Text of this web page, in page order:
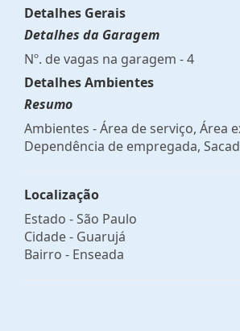
Detalhes Gerais
Detalhes da Garagem
Nº. de vagas na garagem - 4
Detalhes Ambientes
Resumo
Ambientes - Área de serviço, Área
Dependência de empregada,
Localização
Estado -São Paulo
Cidade - Guarujá
Bairro - Enseada